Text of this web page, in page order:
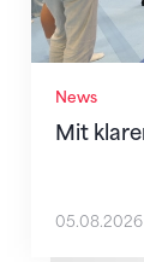
News
Mit
05.08.2026